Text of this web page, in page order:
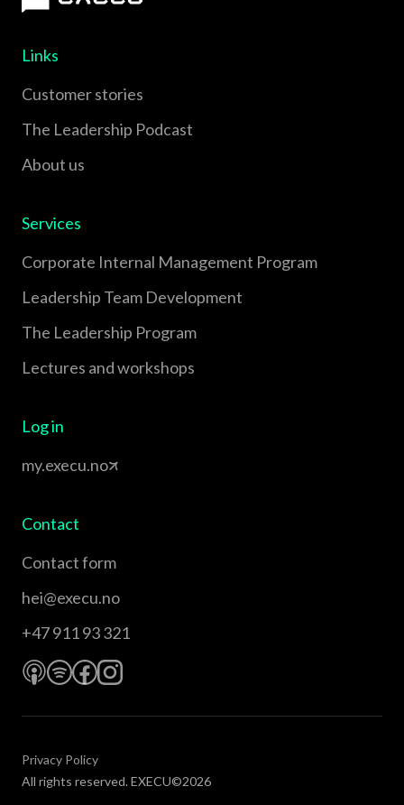
Links
Customer stories
The Leadership Podcast
About us
Services
Corporate Internal Management Program
Leadership Team Development
The Leadership Program
Lectures and workshops
Log in
my.execu.no
Contact
Contact form
hei@execu.no
+47 911 93 321
All rights reserved. EXECU©2026
Privacy Policy